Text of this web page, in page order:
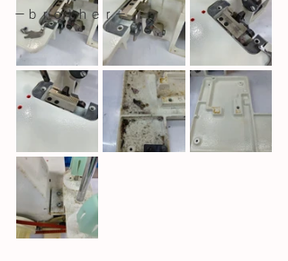
－ｂｒｏｔｈｅｒ－